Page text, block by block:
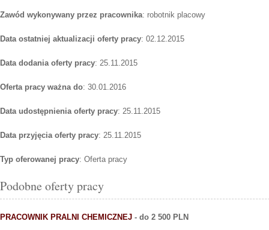
Zawód wykonywany przez pracownika: robotnik placowy
Data ostatniej aktualizacji oferty pracy: 02.12.2015
Data dodania oferty pracy: 25.11.2015
Oferta pracy ważna do: 30.01.2016
Data udostępnienia oferty pracy: 25.11.2015
Data przyjęcia oferty pracy: 25.11.2015
Typ oferowanej pracy: Oferta pracy
Podobne oferty pracy
PRACOWNIK PRALNI CHEMICZNEJ - do 2 500 PLN